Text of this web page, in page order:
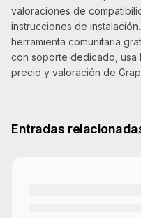
valoraciones de
instrucciones de
herramienta comunitaria
con soporte dedicado, usa
precio y valoración de
Entradas